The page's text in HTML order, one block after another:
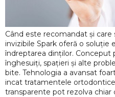
Când este recomandat și
invizibile Spark oferă o soluție
îndreptarea dinților. Conceput
înghesuiți, spațieri și alte
bite. Tehnologia a avansat
incat tratamentele
transparente pot rezolva chiar